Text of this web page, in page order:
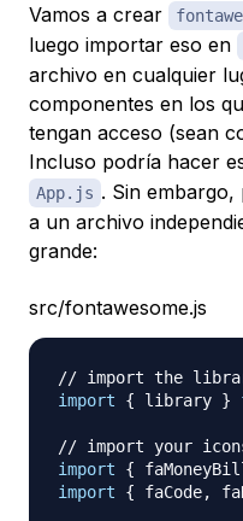
Vamos a crear
luego importar eso en
archivo en cualquier
componentes en los
tengan acceso (sean
Incluso podría hacer
App.js . Sin
a un archivo
grande:
src/fontawesome.js
// import the
import
{ library }
// import your
import
{
import
{ faCode,